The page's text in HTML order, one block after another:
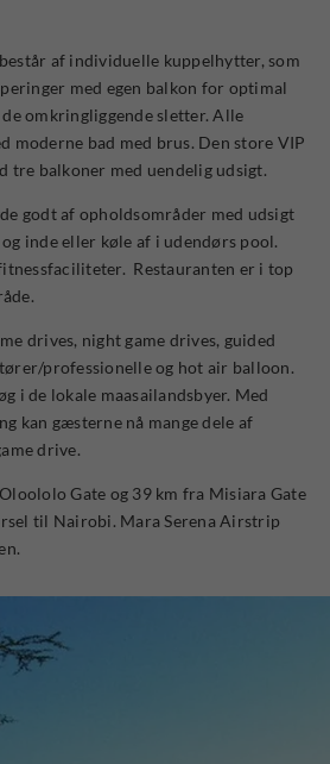
af individuelle kuppelhytter, som
med egen balkon for optimal
omkringliggende sletter. Alle
moderne bad med brus. Den store VIP
tre balkoner med uendelig udsigt.
godt af opholdsområder med udsigt
inde eller køle af i udendørs pool.
Restauranten er i top
drives, night game drives, guided
professionelle og hot air balloon.
i de lokale maasailandsbyer. Med
kan gæsterne nå mange dele af
drive.
Gate og 39 km fra Misiara Gate
til Nairobi. Mara Serena Airstrip